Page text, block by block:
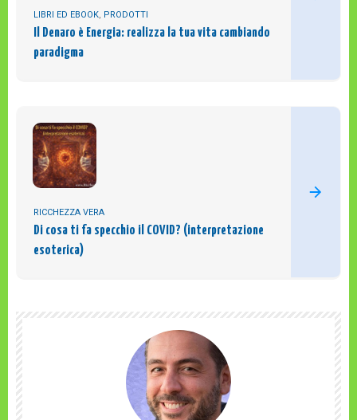
LIBRI ED EBOOK, PRODOTTI
Il Denaro è Energia: realizza la tua vita cambiando
paradigma
RICCHEZZA VERA
Di cosa ti fa specchio il COVID? (interpretazione
esoterica)